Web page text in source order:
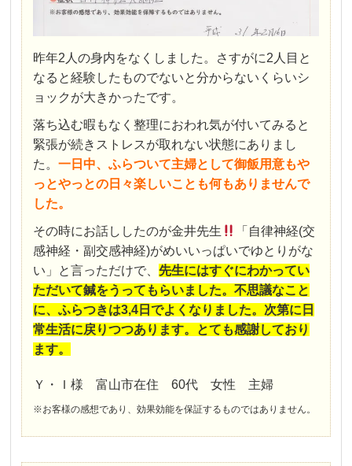
昨年2人の身内をなくしました。さすがに2人目と
なると経験したものでないと分からないくらいシ
ョックが大きかったです。
落ち込む暇もなく整理におわれ気が付いてみると
緊張が続きストレスが取れない状態にありまし
た。一日中、ふらついて主婦として御飯用意もや
っとやっとの日々楽しいことも何もありませんで
した。
その時にお話ししたのが金井先生
「自律神経(交
感神経・副交感神経)がめいいっぱいでゆとりがな
い」と言っただけで、 先生にはすぐにわかってい
ただいて鍼をうってもらいました。不思議なこと
に、ふらつきは3,4日でよくなりました。次第に日
常生活に戻りつつあります。とても感謝しており
ます。
Ｙ・Ｉ様 富山市在住 60代 女性 主婦
※お客様の感想であり、効果効能を保証するものではありません。